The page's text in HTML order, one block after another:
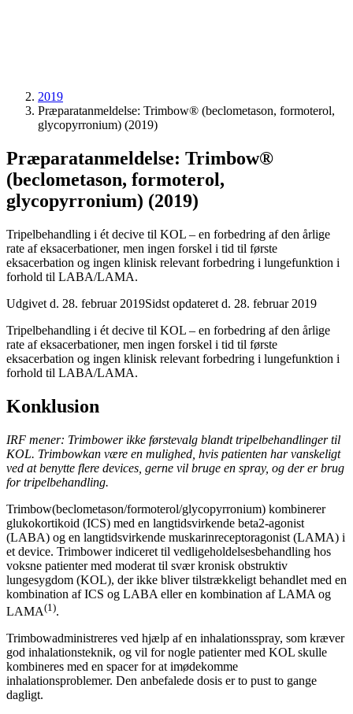
2019
Præparatanmeldelse: Trimbow® (beclometason, formoterol,
glycopyrronium) (2019)
Præparatanmeldelse: Trimbow®
(beclometason, formoterol,
glycopyrronium) (2019)
Tripelbehandling i ét decive til KOL – en forbedring af den årlige
rate af eksacerbationer, men ingen forskel i tid til første
eksacerbation og ingen klinisk relevant forbedring i lungefunktion i
forhold til LABA/LAMA.
Udgivet d. 28. februar 2019Sidst opdateret d. 28. februar 2019
Tripelbehandling i ét decive til KOL – en forbedring af den årlige
rate af eksacerbationer, men ingen forskel i tid til første
eksacerbation og ingen klinisk relevant forbedring i lungefunktion i
forhold til LABA/LAMA.
Konklusion
IRF mener: Trimbower ikke førstevalg blandt tripelbehandlinger til
KOL. Trimbowkan være en mulighed, hvis patienten har vanskeligt
ved at benytte flere devices, gerne vil bruge en spray, og der er brug
for tripelbehandling.
Trimbow(beclometason/formoterol/glycopyrronium) kombinerer
glukokortikoid (ICS) med en langtidsvirkende beta2-agonist
(LABA) og en langtidsvirkende muskarinreceptoragonist (LAMA) i
et device. Trimbower indiceret til vedligeholdelsesbehandling hos
voksne patienter med moderat til svær kronisk obstruktiv
lungesygdom (KOL), der ikke bliver tilstrækkeligt behandlet med en
kombination af ICS og LABA eller en kombination af LAMA og
LAMA(1).
Trimbowadministreres ved hjælp af en inhalationsspray, som kræver
god inhalationsteknik, og vil for nogle patienter med KOL skulle
kombineres med en spacer for at imødekomme
inhalationsproblemer. Den anbefalede dosis er to pust to gange
dagligt.